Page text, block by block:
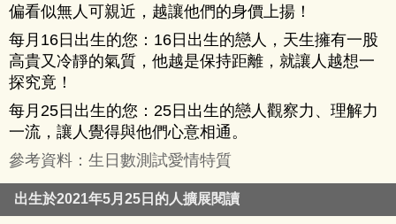
偏看似無人可親近，越讓他們的身價上揚！
每月16日出生的您：16日出生的戀人，天生擁有一股
高貴又冷靜的氣質，他越是保持距離，就讓人越想一
探究竟！
每月25日出生的您：25日出生的戀人觀察力、理解力
一流，讓人覺得與他們心意相通。
參考資料：生日數測試愛情特質
出生於2021年5月25日的人擴展閱讀